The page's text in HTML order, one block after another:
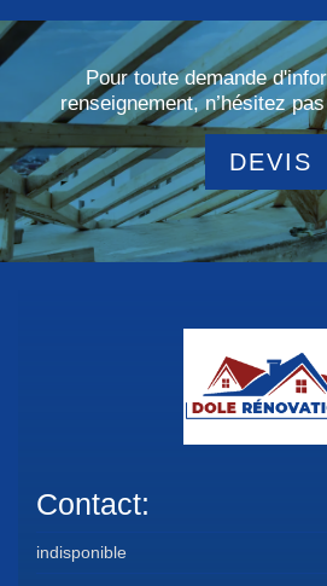
Pour toute demande
renseignement, n’hésitez
DEVIS
Contact:
indisponible